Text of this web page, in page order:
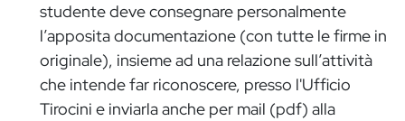
studente deve consegnare personalmente
l’apposita documentazione (con tutte le firme in
originale), insieme ad una relazione sull’attività
che intende far riconoscere, presso l'Ufficio
Tirocini e inviarla anche per mail (pdf) alla